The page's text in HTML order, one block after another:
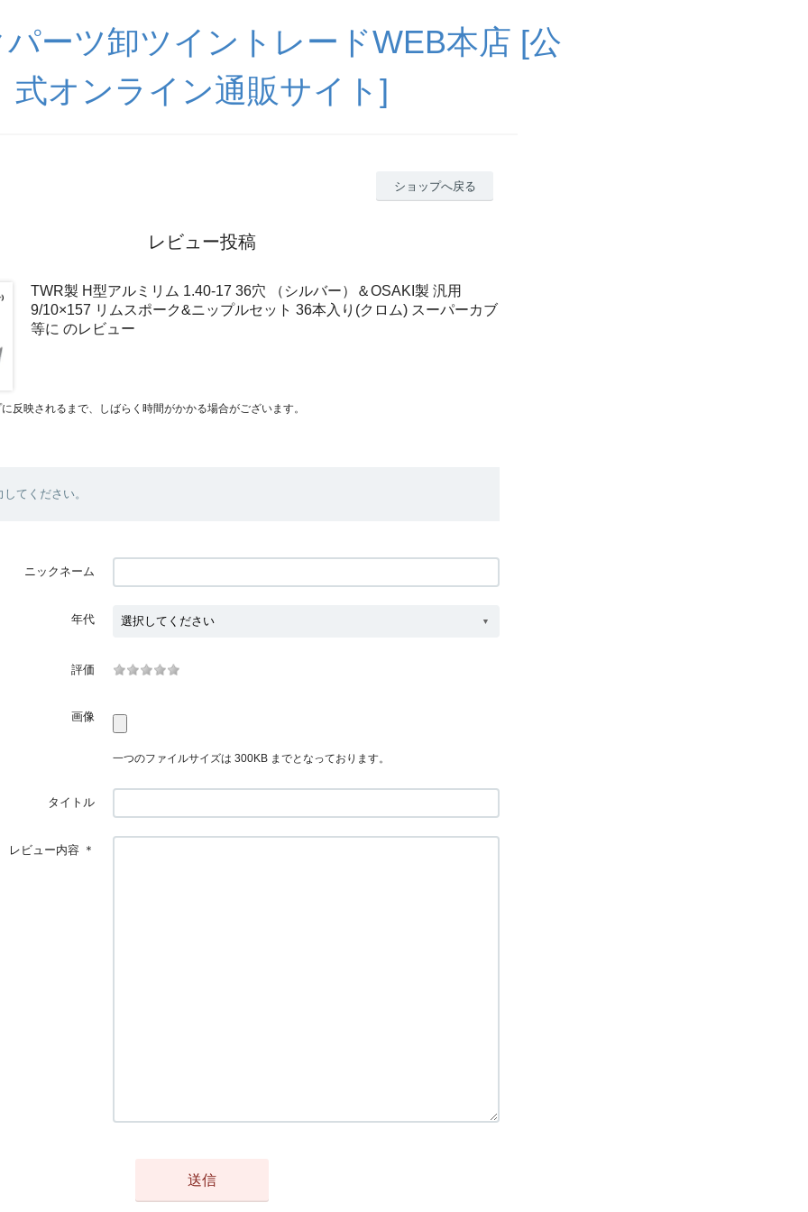
ーツ卸ツイントレードWEB本店 [公
式オンライン通販サイト]
ショップへ戻る
レビュー投稿
TWR製 H型アルミリム 1.40-17 36穴 （シルバー）＆OSAKI製 汎用
9/10×157 リムスポーク&ニップルセット 36本入り(クロム) スーパーカブ
等に のレビュー
反映されるまで、しばらく時間がかかる場合がございます。
てください。
ニックネーム
年代
評価
画像
一つのファイルサイズは 300KB までとなっております。
タイトル
レビュー内容 ＊